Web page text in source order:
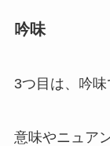
吟味
3つ目は、吟味
意味やニュア